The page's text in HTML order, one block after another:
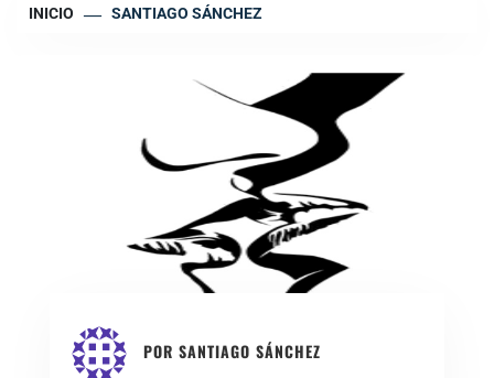
INICIO SANTIAGO SÁNCHEZ
POR SANTIAGO SÁNCHEZ